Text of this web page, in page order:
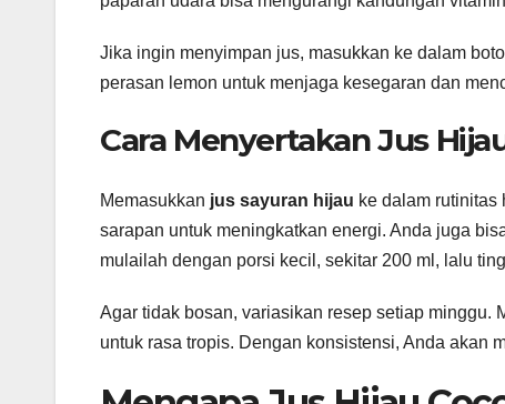
Jika ingin menyimpan jus, masukkan ke dalam
perasan lemon untuk menjaga kesegaran dan
Cara Menyertakan Jus
Memasukkan jus sayuran hijau ke dalam
sarapan untuk meningkatkan energi. Anda juga
mulailah dengan porsi kecil, sekitar 200 ml, lalu
Agar tidak bosan, variasikan resep setiap minggu.
untuk rasa tropis. Dengan konsistensi, Anda akan